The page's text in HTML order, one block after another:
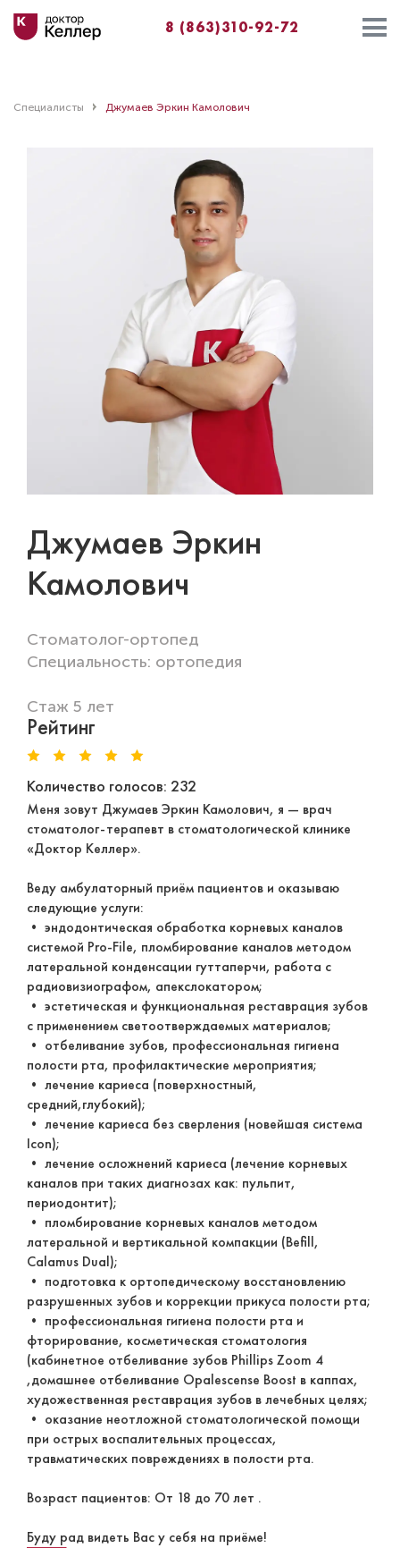
8 (863)310-92-72
Специалисты Джумаев Эркин Камолович
Джумаев Эркин
Камолович
Стоматолог-ортопед
Специальность: ортопедия
Стаж 5 лет
Рейтинг
Количество голосов: 232
Меня зовут Джумаев Эркин Камолович, я — врач
стоматолог-терапевт в стоматологической клинике
«Доктор Келлер».
Веду амбулаторный приём пациентов и оказываю
следующие услуги:
• эндодонтическая обработка корневых каналов
системой Pro-File, пломбирование каналов методом
латеральной конденсации гуттаперчи, работа с
радиовизиографом, апекслокатором;
• эстетическая и функциональная реставрация зубов
с применением светоотверждаемых материалов;
• отбеливание зубов, профессиональная гигиена
полости рта, профилактические мероприятия;
• лечение кариеса (поверхностный,
средний,глубокий);
• лечение кариеса без сверления (новейшая система
Icon);
• лечение осложнений кариеса (лечение корневых
каналов при таких диагнозах как: пульпит,
периодонтит);
• пломбирование корневых каналов методом
латеральной и вертикальной компакции (Befill,
Calamus Dual);
• подготовка к ортопедическому восстановлению
разрушенных зубов и коррекции прикуса полости рта;
• профессиональная гигиена полости рта и
фторирование, косметическая стоматология
(кабинетное отбеливание зубов Phillips Zoom 4
,домашнее отбеливание Opalescense Boost в каппах,
художественная реставрация зубов в лечебных целях;
• оказание неотложной стоматологической помощи
при острых воспалительных процессах,
травматических повреждениях в полости рта.
Возраст пациентов: От 18 до 70 лет .
Буду рад видеть Вас у себя на приёме!